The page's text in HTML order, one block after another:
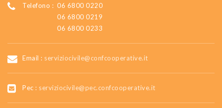
Telefono : 06 6800 0220
06 6800 0219
06 6800 0233
Email : serviziocivile@confcooperative.it
Pec : serviziocivile@pec.confcooperative.it